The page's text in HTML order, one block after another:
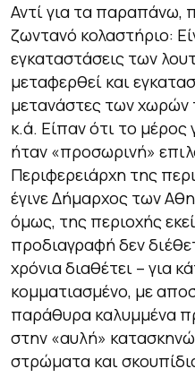
Αντί για τα παραπάνω,
ζωντανό κολαστήριο:
εγκαταστάσεις των
μεταφερθεί και
μετανάστες των χωρών
κ.ά. Είπαν ότι το
ήταν «προσωρινή»
Περιφερειάρχη της
έγινε Δήμαρχος των
όμως, της περιοχής
προδιαγραφή δεν
χρόνια διαθέτει – για
κομματιασμένο, με
παράθυρα καλυμμένα
στην «αυλή»
στρώματα και